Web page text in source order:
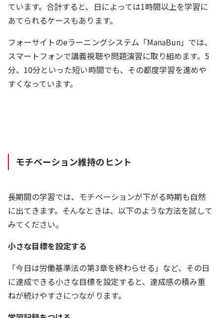
ています。合計すると、日によっては1時間以上を学習に
あてられるケースもあります。
フォーサイトのeラーニングシステム「ManaBun」では、
スマートフォンで講義視聴や問題演習に取り組めます。5
分、10分といった短い時間でも、その都度学習を進めや
すくなっています。
モチベーション維持のヒント
長期間の学習では、モチベーションが下がる時期も自然
に出てきます。そんなときは、以下のような方法を試して
みてください。
小さな目標を設定する
「今日は労働基準法の第3章を終わらせる」など、その日
に達成できる小さな目標を設定すると、達成感の積み重
ねが続けやすさにつながります。